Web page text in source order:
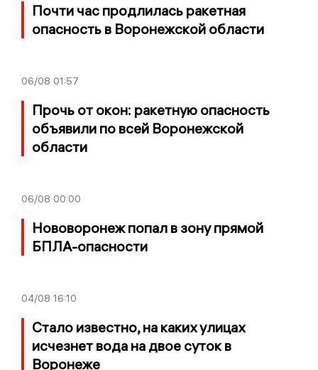
Почти час продлилась ракетная
опасность в Воронежской области
06/08 01:57
Прочь от окон: ракетную опасность
объявили по всей Воронежской
области
06/08 00:00
Нововоронеж попал в зону прямой
БПЛА-опасности
04/08 16:10
Стало известно, на каких улицах
исчезнет вода на двое суток в
Воронеже